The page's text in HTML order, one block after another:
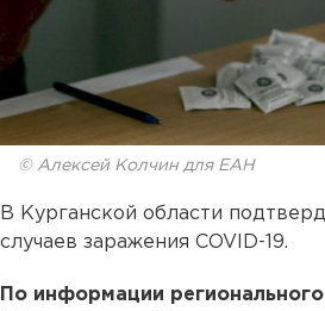
© Алексей Колчин для ЕАН
В Курганской области
случаев заражения COVID-19.
По информации